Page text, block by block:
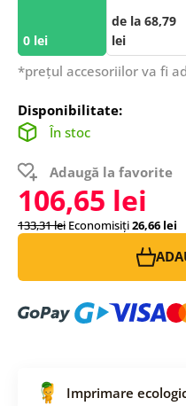
0 lei
de la 68,79
lei
*prețul accesoriilor va fi
Disponibilitate:
În stoc
Adaugă la favorite
106,65 lei
133,31 lei Economisiți26,66 lei
Imprimare